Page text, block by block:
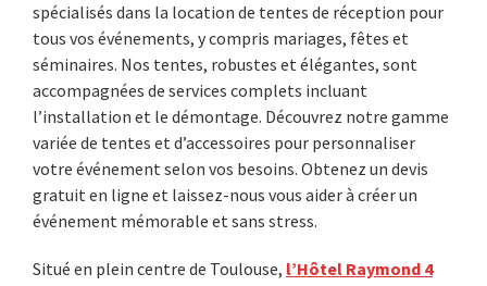
spécialisés dans la location de tentes de réception pour
tous vos événements, y compris mariages, fêtes et
séminaires. Nos tentes, robustes et élégantes, sont
accompagnées de services complets incluant
l’installation et le démontage. Découvrez notre gamme
variée de tentes et d’accessoires pour personnaliser
votre événement selon vos besoins. Obtenez un devis
gratuit en ligne et laissez-nous vous aider à créer un
événement mémorable et sans stress.
Situé en plein centre de Toulouse, l’Hôtel Raymond 4